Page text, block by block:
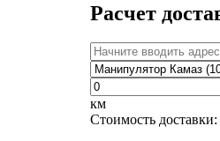
Расчет
км
Стоимость доставки: